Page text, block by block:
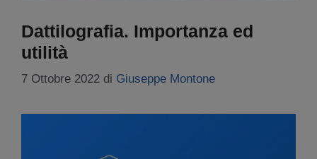
Dattilografia. Importanza ed
utilità
7 Ottobre 2022 di Giuseppe Montone